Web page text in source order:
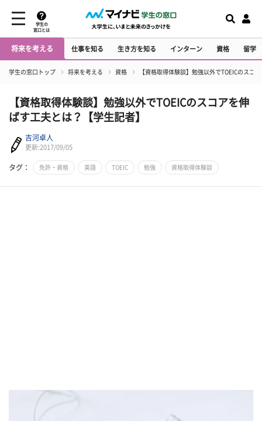
学生の
窓口とは
将来を考える 仕事を知る 生き方を知る インターン 資格 留学
学生の窓口トップ 将来を考える 資格 【資格取得体験談】勉強以外でTOEICのスコ
【資格取得体験談】勉強以外でTOEICのスコアを伸
ばす工夫とは？【学生記者】
吉河卓人
更新:2017/09/05
タグ： 免許・資格 英語 TOEIC 勉強 資格取得体験談